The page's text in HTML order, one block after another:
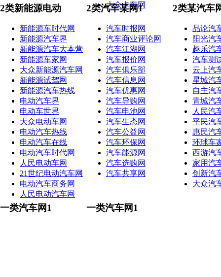
大众卡车网
2类新能源电动
新能源车时代网
新能源汽车界
新能源汽车大本营
新能源车家网
大众新能源汽车网
新能源试驾网
新能源汽车热线
电动汽车界
电动车世界
大众电动车网
电动汽车热线
电动汽车在线
电动汽车时代网
人民电动车网
21世纪电动汽车网
电动汽车商务网
人民电动汽车网
2类汽车某网1
汽车时报网
汽车商业评论网
汽车江湖网
汽车报价网
汽车俱乐部
汽车信息网
汽车优惠网
汽车导购网
汽车电池网
汽车生态网
汽车公益网
汽车环保网
汽车能源网
汽车选购网
汽车共享网
2类某汽车
品论汽
阳光汽
趣乐汽
汽车测
云上汽
星城汽
自主汽
青城汽
人民汽
平民汽
惠民汽
环球车
西游汽
家用汽
创新汽
大众汽
一类汽车网1 一类汽车网1